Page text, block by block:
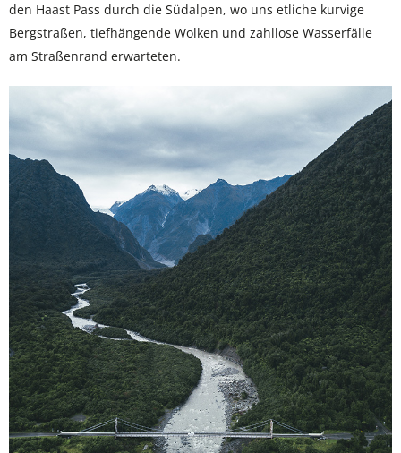
den Haast Pass durch die Südalpen, wo uns etliche kurvige
Bergstraßen, tiefhängende Wolken und zahllose Wasserfälle
am Straßenrand erwarteten.